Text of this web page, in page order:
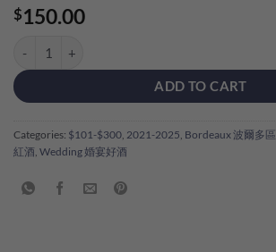
$150.00
ADD TO CART
Categories: $101-$300 2021-2025 Bordeaux 波爾多區
紅酒 Wedding 婚宴好酒